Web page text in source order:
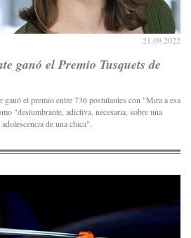
21.09.2022
ganó el Premio Tusquets de
el premio entre 736 postulantes con "Mira a esa
"deslumbrante, adictiva, necesaria, sobre una
de una chica".